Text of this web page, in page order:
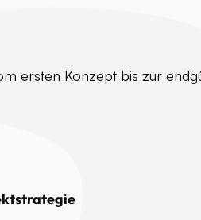
ersten Konzept bis zur